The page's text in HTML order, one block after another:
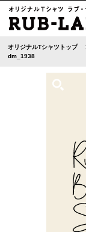
オリジナルTシャツトップ
dm_1938